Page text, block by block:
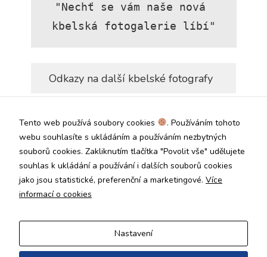
"Nechť se vám naše nová
kbelská fotogalerie líbí"
Odkazy na další kbelské fotografy
ázanka
Fotogalerie Petra Váňi
Fotogalerie Ivy Braunspergerové
Fotogalerie Jany Braunspergerové
Tento web používá soubory cookies
. Používáním tohoto
webu souhlasíte s ukládáním a používáním nezbytných
souborů cookies. Zakliknutím tlačítka "Povolit vše" udělujete
souhlas k ukládání a používání i dalších souborů cookies
jako jsou statistické, preferenční a marketingové. Více
informací o cookies
Nastavení
Analytické
cookies
Analytické
našeho webu
reklamních
Jejich pomocí
určujeme
počet návštěv
a zdroje
návštěv našich
internetových
cookies
souhrnně, bez